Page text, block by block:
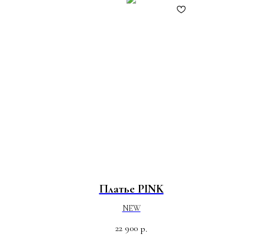
Платье PINK
NEW
22 900 р.